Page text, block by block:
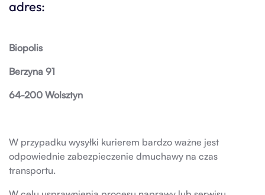
adres:
Biopolis
Berzyna 91
64-200 Wolsztyn
W przypadku wysyłki kurierem bardzo ważne jest
odpowiednie zabezpieczenie dmuchawy na czas
transportu.